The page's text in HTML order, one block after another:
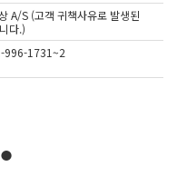
A/S (고객 귀책사유로 발생된
다.)
996-1731~2
●